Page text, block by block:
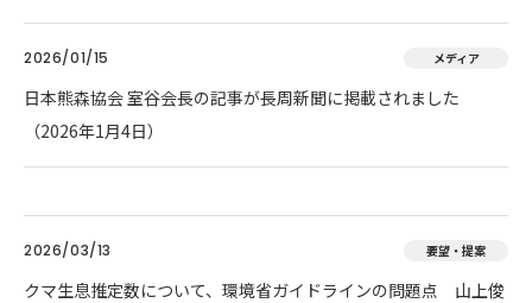
2026/01/15 メディア
日本熊森協会 室谷会長の記事が長周新聞に掲載されました
（2026年1月4日）
2026/03/13 要望・提案
クマ生息推定数について、環境省ガイドラインの問題点 山上俊